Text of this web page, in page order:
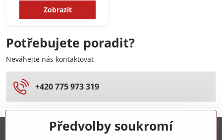
Zobrazit
Potřebujete poradit?
Neváhejte nás kontaktovat
+420 775 973 319
Předvolby soukromí